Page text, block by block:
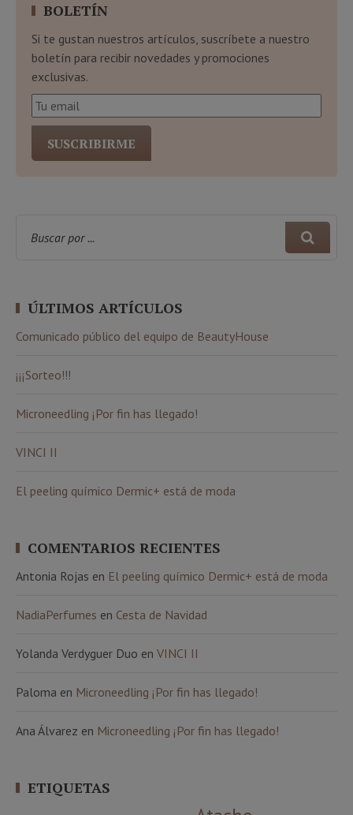
BOLETÍN
Si te gustan nuestros artículos, suscríbete a nuestro
boletín para recibir novedades y promociones
exclusivas.
ÚLTIMOS ARTÍCULOS
Comunicado público del equipo de BeautyHouse
¡¡¡Sorteo!!!
Microneedling ¡Por fin has llegado!
VINCI II
El peeling químico Dermic+ está de moda
COMENTARIOS RECIENTES
Antonia Rojas en El peeling químico Dermic+ está de moda
NadiaPerfumes en Cesta de Navidad
Yolanda Verdyguer Duo en VINCI II
Paloma en Microneedling ¡Por fin has llegado!
Ana Álvarez en Microneedling ¡Por fin has llegado!
ETIQUETAS